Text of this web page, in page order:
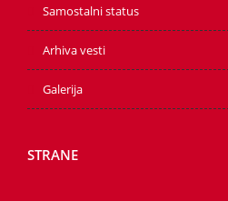
Samostalni status
Arhiva vesti
Galerija
STRANE